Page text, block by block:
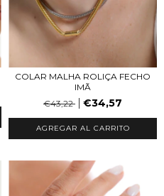
COLAR MALHA ROLIÇA FECHO
IMÃ
€43,22
€34,57
AGREGAR AL CARRITO